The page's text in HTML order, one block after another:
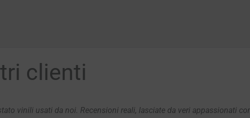
clienti
vinili usati da noi. Recensioni reali, lasciate da veri appassionati